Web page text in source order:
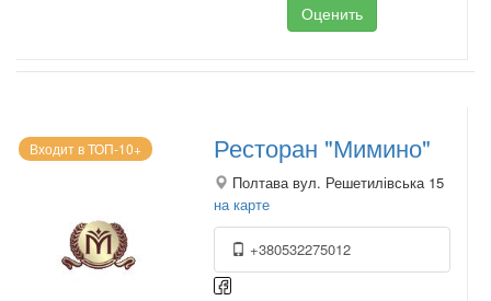
Оценить
Входит в ТОП-10+ Ресторан "Мимино"
Полтава вул. Решетилівська 15
на карте
+380532275012